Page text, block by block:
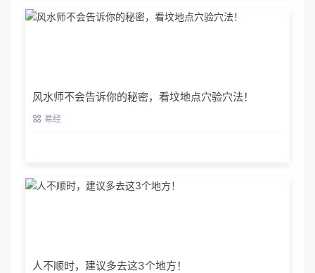
风水师不会告诉你的秘密，看坟地点穴验穴法！
易经
人不顺时，建议多去这3个地方！